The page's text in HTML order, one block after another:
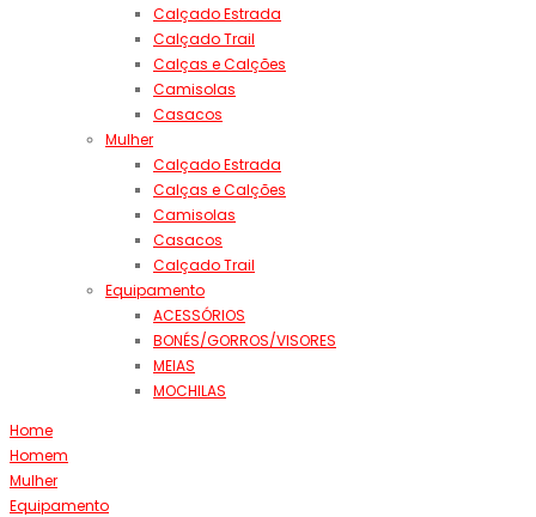
Calçado Estrada
Calçado Trail
Calças e Calções
Camisolas
Casacos
Mulher
Calçado Estrada
Calças e Calções
Camisolas
Casacos
Calçado Trail
Equipamento
ACESSÓRIOS
BONÉS/GORROS/VISORES
MEIAS
MOCHILAS
Home
Homem
Mulher
Equipamento